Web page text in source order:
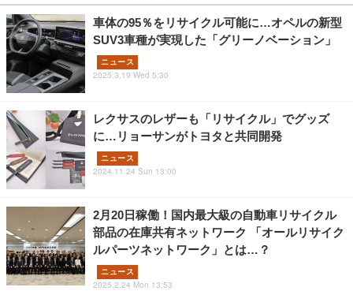
車体の95％をリサイクル可能に…オペルの新型
SUV3車種が実現した「グリーノベーション」
ニュース
2025.3.19 Wed 5:30
レクサスのレザーも「リサイクル」でグッズ
に…リョーサンがトヨタと共同開発
ニュース
2024.11.24 Sun 13:00
2月20日稼働！国内最大級の自動車リサイクル
部品の在庫共有ネットワーク 「オールリサイク
ルパーツネットワーク」とは…？
ニュース
2025.2.24 Mon 13:53